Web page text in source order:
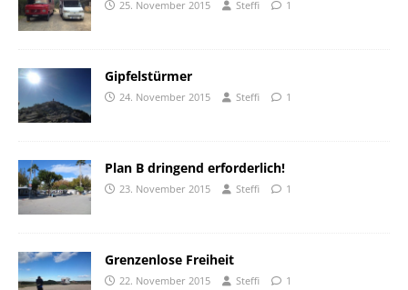
25. November 2015 Steffi 1
Gipfelstürmer
24. November 2015 Steffi 1
Plan B dringend erforderlich!
23. November 2015 Steffi 1
Grenzenlose Freiheit
22. November 2015 Steffi 1